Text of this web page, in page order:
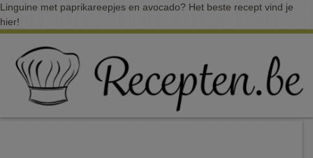
Linguine met paprikareepjes en avocado? Het beste recept vind je
hier!